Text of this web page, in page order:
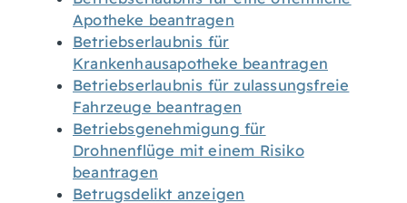
Apotheke beantragen
Betriebserlaubnis für
Krankenhausapotheke beantragen
Betriebserlaubnis für zulassungsfreie
Fahrzeuge beantragen
Betriebsgenehmigung für
Drohnenflüge mit einem Risiko
beantragen
Betrugsdelikt anzeigen